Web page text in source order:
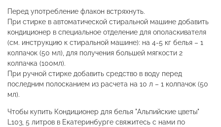
Перед употребление флакон встряхнуть.
При стирке в автоматической стиральной машине добавить
кондиционер в специальное отделение для ополаскивателя
(см. инструкцию к стиральной машине): на 4-5 кг белья – 1
колпачок (50 мл), для получения большей мягкости 2
колпачка (100мл).
При ручной стирке добавить средство в воду перед
последним полосканием из расчета на 10 л – 1 колпачок (50
мл).
Чтобы купить Кондиционер для белья "Альпийские цветы"
L103, 5 литров в Екатеринбурге свяжитесь с нами по